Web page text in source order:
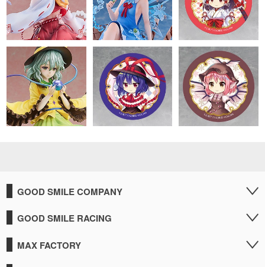
GOOD SMILE COMPANY
GOOD SMILE RACING
MAX FACTORY